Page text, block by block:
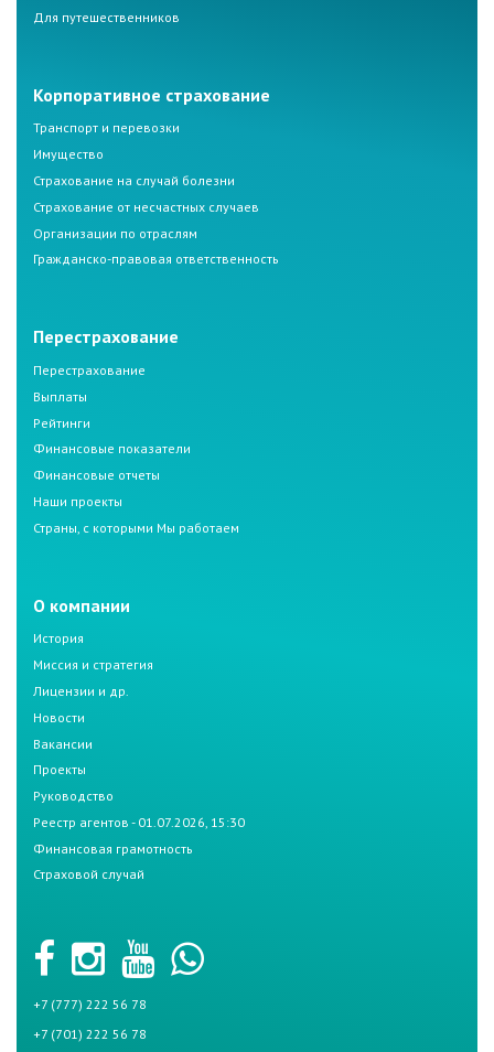
Для путешественников
Корпоративное страхование
Транспорт и перевозки
Имущество
Страхование на случай болезни
Страхование от несчастных случаев
Организации по отраслям
Гражданско-правовая ответственность
Перестрахование
Перестрахование
Выплаты
Рейтинги
Финансовые показатели
Финансовые отчеты
Наши проекты
Страны, с которыми Мы работаем
О компании
История
Миссия и стратегия
Лицензии и др.
Новости
Вакансии
Проекты
Руководство
Реестр агентов - 01.07.2026, 15:30
Финансовая грамотность
Страховой случай
+7 (777) 222 56 78
+7 (701) 222 56 78